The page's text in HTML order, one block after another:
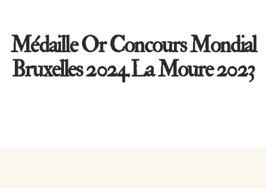
Médaille Or Concours Mondial
Bruxelles 2024 La Moure 2023